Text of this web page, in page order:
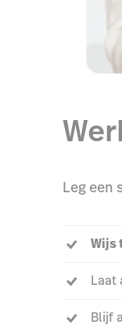
Leg een
Wijs
Laat
Blijf